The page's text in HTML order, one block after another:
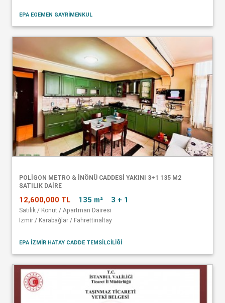
EPA EGEMEN GAYRİMENKUL
POLİGON METRO & İNÖNÜ CADDESİ YAKINI 3+1 135 M2
SATILIK DAİRE
12,600,000 TL 135 m² 3 + 1
Satılık / Konut / Apartman Dairesi
İzmir / Karabağlar / Fahrettinaltay
EPA İZMİR HATAY CADDE TEMSİLCİLİĞİ